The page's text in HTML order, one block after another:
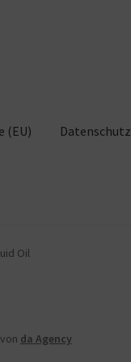
(EU) Datenschutz
Datenschutz
Oil
von da Agency